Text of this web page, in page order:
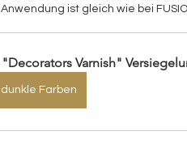
ist gleich wie bei
Varnish"
Farben